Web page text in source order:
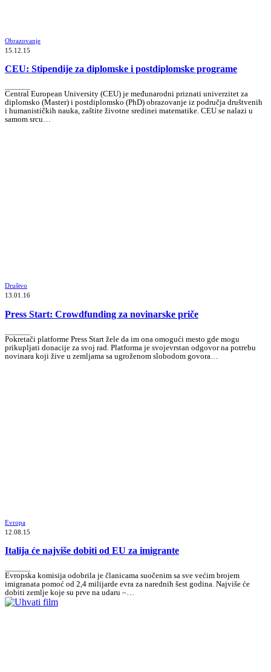
Obrazovanje
15.12.15
CEU: Stipendije za diplomske i postdiplomske programe
Central European University (CEU) je međunarodni priznati univerzitet za
diplomsko (Master) i postdiplomsko (PhD) obrazovanje iz područja društvenih
i humanističkih nauka, zaštite životne sredinei matematike. CEU se nalazi u
samom srcu…
Društvo
13.01.16
Press Start: Crowdfunding za novinarske priče
Pokretači platforme Press Start žele da im ona omogući mesto gde mogu
prikupljati donacije za svoj rad. Platforma je svojevrstan odgovor na potrebu
novinara koji žive u zemljama sa ugroženom slobodom govora…
Evropa
12.08.15
Italija će najviše dobiti od EU za imigrante
Evropska komisija odobrila je članicama suočenim sa sve većim brojem
imigranata pomoć od 2,4 milijarde evra za narednih šest godina. Najviše će
dobiti zemlje koje su prve na udaru –…